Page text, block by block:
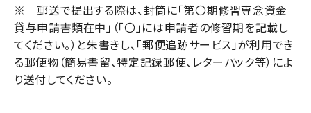
※ 郵送で提出する際は、封筒に「第〇期修習専念資金
貸与申請書類在中」（「〇」には申請者の修習期を記載し
てください。）と朱書きし、「郵便追跡サービス」が利用でき
る郵便物（簡易書留、特定記録郵便、レターパック等）によ
り送付してください。